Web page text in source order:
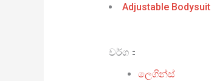
Adjustable Bodysuit
වර්ග：
ලෙගින්ස්